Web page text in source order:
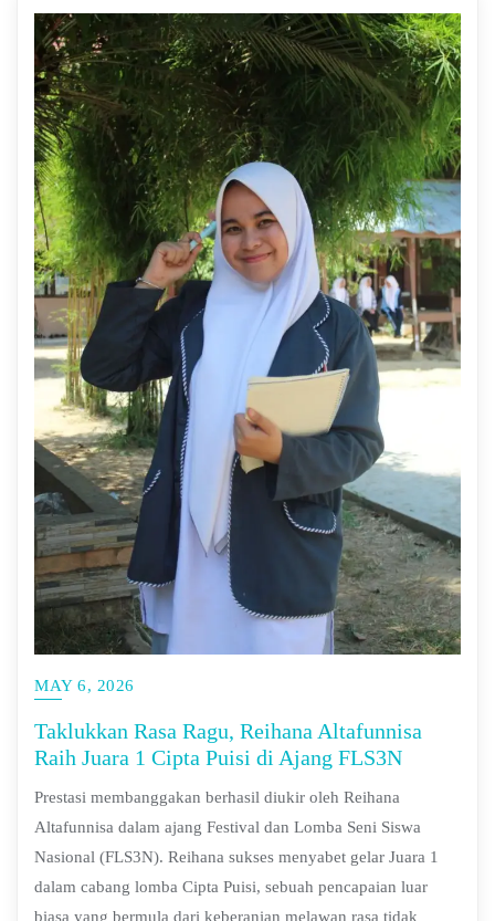
MAY 6, 2026
Taklukkan Rasa Ragu, Reihana Altafunnisa
Raih Juara 1 Cipta Puisi di Ajang FLS3N
Prestasi membanggakan berhasil diukir oleh Reihana
Altafunnisa dalam ajang Festival dan Lomba Seni Siswa
Nasional (FLS3N). Reihana sukses menyabet gelar Juara 1
dalam cabang lomba Cipta Puisi, sebuah pencapaian luar
biasa yang bermula dari keberanian melawan rasa tidak